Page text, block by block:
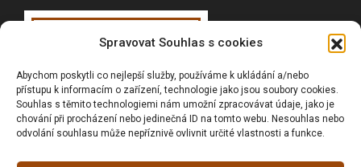
Spravovat Souhlas s cookies
Abychom poskytli co nejlepší služby, používáme k ukládání a/nebo
přístupu k informacím o zařízení, technologie jako jsou soubory cookies.
Souhlas s těmito technologiemi nám umožní zpracovávat údaje, jako je
chování při procházení nebo jedinečná ID na tomto webu. Nesouhlas nebo
odvolání souhlasu může nepříznivě ovlivnit určité vlastnosti a funkce.
Webarchivováno
ČR
Vyhledávání